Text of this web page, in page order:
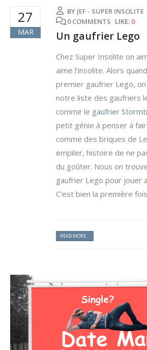
27
MAR
BY JEF - SUPER INSOLITE
0 COMMENTS LIKE: 0
Un gaufrier Lego
Chez Super Insolite on
aime l'insolite. Alors
premier gaufrier Lego,
notre liste des gaufriers
comme le gaufrier
petit génie à penser à
comme des briques de
empiler, histoire de ne
du goûter. Nous on
gaufrier Lego pour jouer
C'est bien la première
READ MORE...